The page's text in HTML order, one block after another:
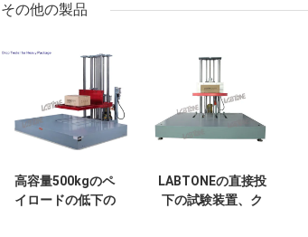
その他の製品
高容量500kgのペ
イロードの低下の
LABTONEの直接投
下の試験装置、ク